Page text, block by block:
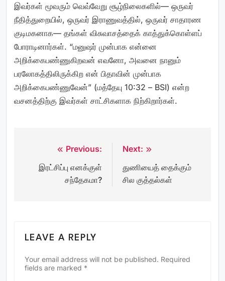
இவர்கள் மூவரும் வெவ்வேறு சூழ்நிலைகளில்— ஒருவர்
நீதித்துறையில், ஒருவர் இராணுவத்தில், ஒருவர் சாதாரண
குடிமகனாக— தங்கள் விசுவாசத்தைக் காத்துக்கொள்ளப்
போராடினார்கள். “மனுஷர் முன்பாக என்னை
அறிக்கைபண்ணுகிறவன் எவனோ, அவனை நானும்
பரலோகத்திலிருக்கிற என் பிதாவின் முன்பாக
அறிக்கைபண்ணுவேன்” (மத்தேயு 10:32 – BSI) என்ற
வசனத்திற்கு இவர்கள் சாட்சிகளாக நிற்கிறார்கள்.
navigation
Previous:
இரட்சிப்பு எனக்குள்
சந்தேகமா?
Next:
துணியைத் தைக்கும்
சில குத்தல்கள்
LEAVE A REPLY
Your email address will not be published. Required
fields are marked *